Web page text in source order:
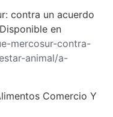
contra un acuerdo
en
mercosur-contra-
animal/a-
Comercio Y